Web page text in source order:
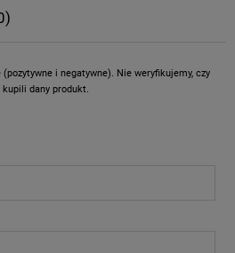
i negatywne). Nie weryfikujemy, czy
kupili dany produkt.